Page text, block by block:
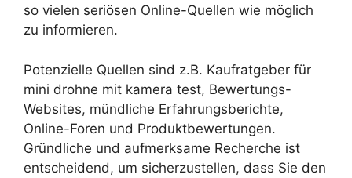
so vielen seriösen Online-Quellen wie möglich
zu informieren.
Potenzielle Quellen sind z.B. Kaufratgeber für
mini drohne mit kamera test, Bewertungs-
Websites, mündliche Erfahrungsberichte,
Online-Foren und Produktbewertungen.
Gründliche und aufmerksame Recherche ist
entscheidend, um sicherzustellen, dass Sie den